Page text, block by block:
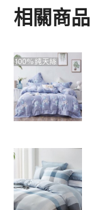
相關商品